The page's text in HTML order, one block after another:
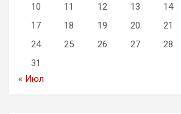
10 11 12 13 14
17
18 19 20 21
24
25 26 27 28
31
« Июл